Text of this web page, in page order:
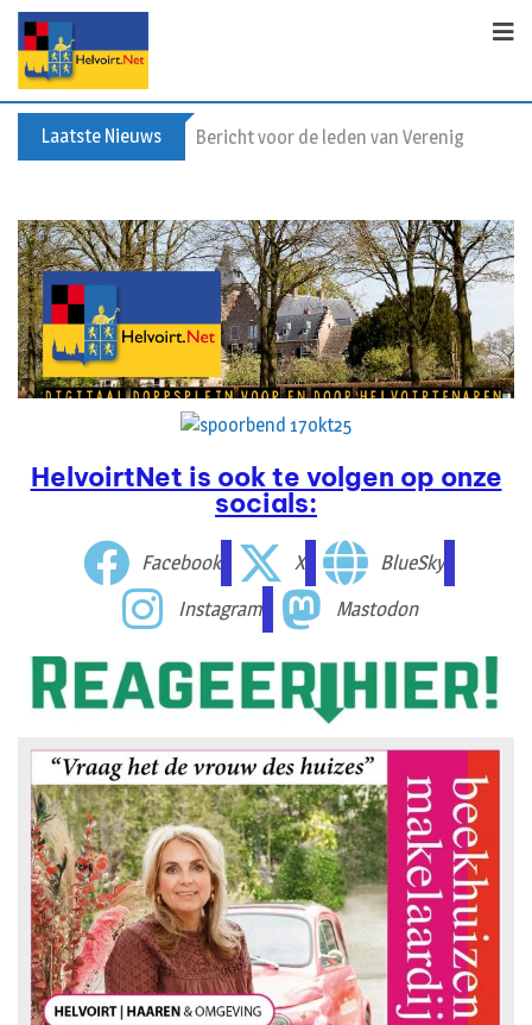
Laatste Nieuws Bericht voor de leden van Vereniging 55+
HelvoirtNet is ook te volgen op onze
socials:
Facebook X
BlueSky
Instagram
Mastodon